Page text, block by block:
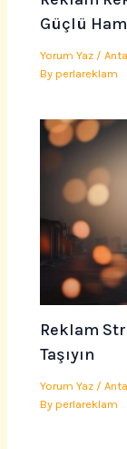
Güçlü
Yorum Yaz /
Byperlareklam
Reklam
Taşıyın
Yorum Yaz /
Byperlareklam